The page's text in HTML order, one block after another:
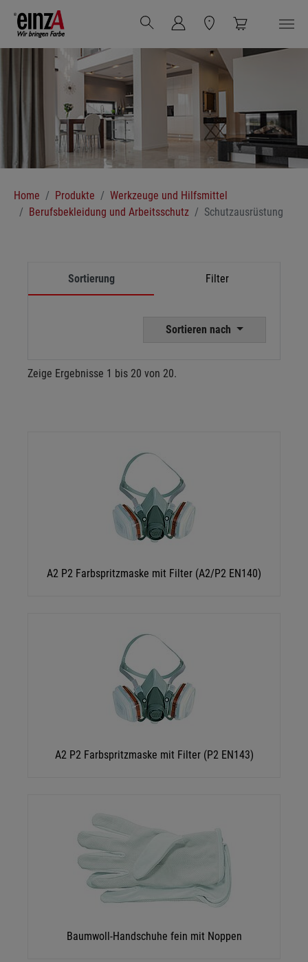
Zum Hauptinhalt springen
Home Produkte
Werkzeuge und Hilfsmittel
Berufsbekleidung und Arbeitsschutz
Schutzausrüstung
Sortierung Filter
Sortieren nach
Zeige Ergebnisse 1 bis 20 von 20.
A2 P2 Farbspritzmaske mit Filter (A2/P2 EN140)
A2 P2 Farbspritzmaske mit Filter (P2 EN143)
Baumwoll-Handschuhe fein mit Noppen